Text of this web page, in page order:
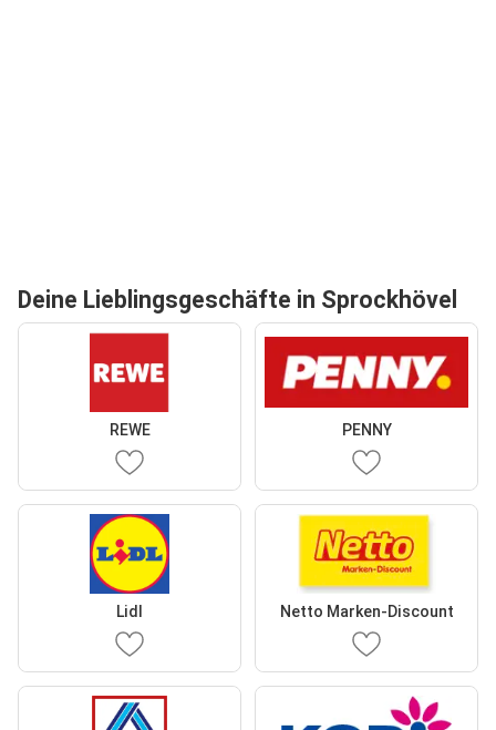
Deine Lieblingsgeschäfte in Sprockhövel
REWE PENNY
Lidl Netto Marken-Discount